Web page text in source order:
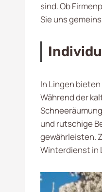
sind. Ob
Sie uns
In Lingen
Während der
und rutschige
gewährleisten.
Winterdienst in